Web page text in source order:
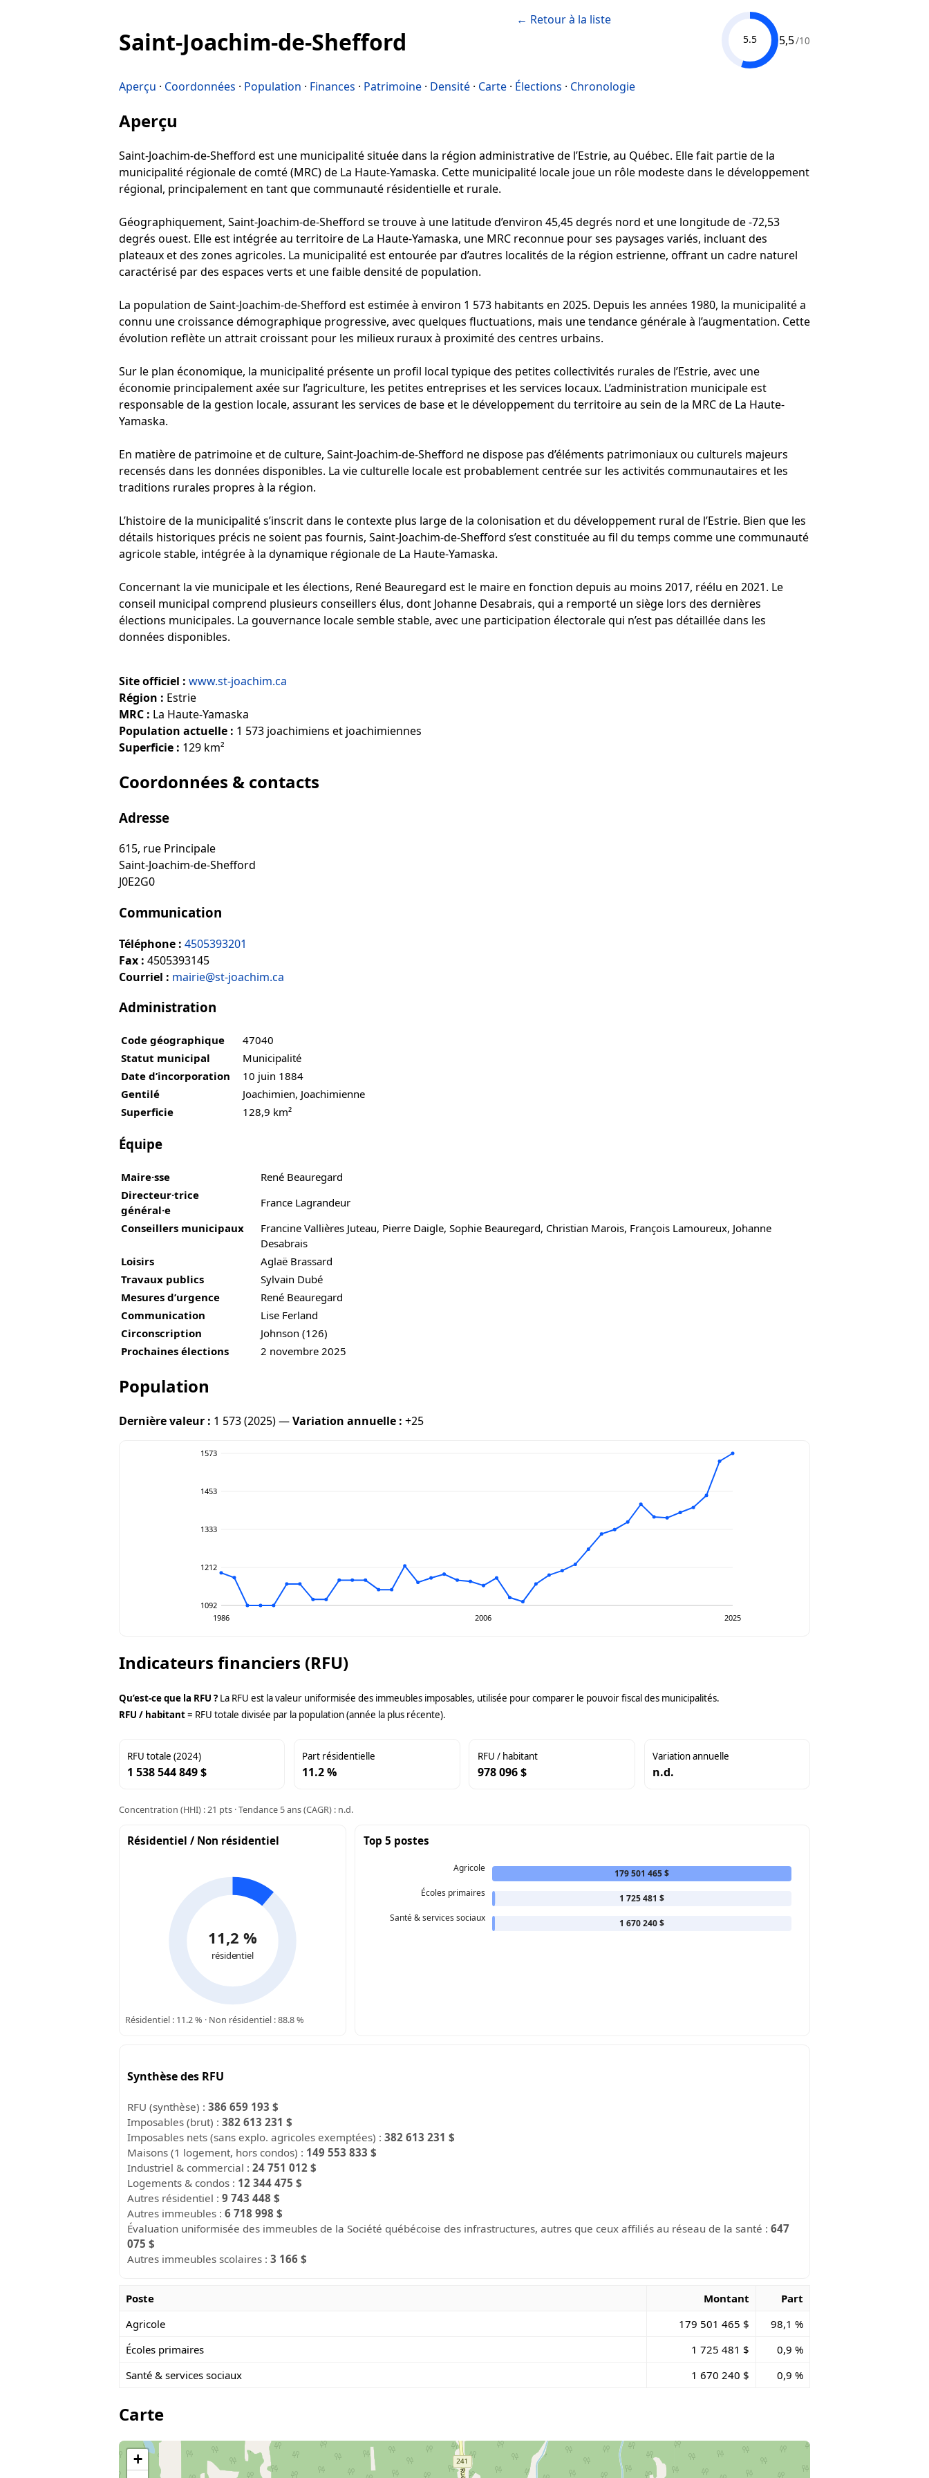
Saint-Joachim-de-Shefford
← Retour à la liste
5.5 5,5/10
Aperçu · Coordonnées · Population · Finances · Patrimoine · Densité · Carte · Élections · Chronologie
Aperçu
Saint-Joachim-de-Shefford est une municipalité située dans la région administrative de l’Estrie, au Québec. Elle fait partie de la
municipalité régionale de comté (MRC) de La Haute-Yamaska. Cette municipalité locale joue un rôle modeste dans le développement
régional, principalement en tant que communauté résidentielle et rurale.
Géographiquement, Saint-Joachim-de-Shefford se trouve à une latitude d’environ 45,45 degrés nord et une longitude de -72,53
degrés ouest. Elle est intégrée au territoire de La Haute-Yamaska, une MRC reconnue pour ses paysages variés, incluant des
plateaux et des zones agricoles. La municipalité est entourée par d’autres localités de la région estrienne, offrant un cadre naturel
caractérisé par des espaces verts et une faible densité de population.
La population de Saint-Joachim-de-Shefford est estimée à environ 1 573 habitants en 2025. Depuis les années 1980, la municipalité a
connu une croissance démographique progressive, avec quelques fluctuations, mais une tendance générale à l’augmentation. Cette
évolution reflète un attrait croissant pour les milieux ruraux à proximité des centres urbains.
Sur le plan économique, la municipalité présente un profil local typique des petites collectivités rurales de l’Estrie, avec une
économie principalement axée sur l’agriculture, les petites entreprises et les services locaux. L’administration municipale est
responsable de la gestion locale, assurant les services de base et le développement du territoire au sein de la MRC de La Haute-
Yamaska.
En matière de patrimoine et de culture, Saint-Joachim-de-Shefford ne dispose pas d’éléments patrimoniaux ou culturels majeurs
recensés dans les données disponibles. La vie culturelle locale est probablement centrée sur les activités communautaires et les
traditions rurales propres à la région.
L’histoire de la municipalité s’inscrit dans le contexte plus large de la colonisation et du développement rural de l’Estrie. Bien que les
détails historiques précis ne soient pas fournis, Saint-Joachim-de-Shefford s’est constituée au fil du temps comme une communauté
agricole stable, intégrée à la dynamique régionale de La Haute-Yamaska.
Concernant la vie municipale et les élections, René Beauregard est le maire en fonction depuis au moins 2017, réélu en 2021. Le
conseil municipal comprend plusieurs conseillers élus, dont Johanne Desabrais, qui a remporté un siège lors des dernières
élections municipales. La gouvernance locale semble stable, avec une participation électorale qui n’est pas détaillée dans les
données disponibles.
Site officiel : www.st-joachim.ca
Région : Estrie
MRC : La Haute-Yamaska
Population actuelle : 1 573 joachimiens et joachimiennes
Superficie : 129 km²
Coordonnées & contacts
Adresse
615, rue Principale
Saint-Joachim-de-Shefford
J0E2G0
Communication
Téléphone : 4505393201
Fax : 4505393145
Courriel : mairie@st-joachim.ca
Administration
Code géographique
47040
Statut municipal
Municipalité
Date d’incorporation
10 juin 1884
Gentilé
Joachimien, Joachimienne
Superficie
128,9 km²
Équipe
Maire·sse
René Beauregard
Directeur·trice
général·e
France Lagrandeur
Conseillers municipaux
Francine Vallières Juteau, Pierre Daigle, Sophie Beauregard, Christian Marois, François Lamoureux, Johanne
Desabrais
Loisirs
Aglaë Brassard
Travaux publics
Sylvain Dubé
Mesures d’urgence
René Beauregard
Communication
Lise Ferland
Circonscription
Johnson (126)
Prochaines élections
2 novembre 2025
Population
Dernière valeur : 1 573 (2025) —Variation annuelle : +25
1573
1453
1333
1212
1092
1986
2006 2025
Indicateurs financiers (RFU)
Qu’est-ce que la RFU ? La RFU est la valeur uniformisée des immeubles imposables, utilisée pour comparer le pouvoir fiscal des municipalités.
RFU / habitant= RFU totale divisée par la population (année la plus récente).
RFU totale (2024)
1 538 544 849 $
Part résidentielle
11.2 %
RFU / habitant
978 096 $
Variation annuelle
n.d.
Concentration (HHI) : 21 pts · Tendance 5 ans (CAGR) : n.d.
Résidentiel / Non résidentiel
11,2 %
résidentiel
Résidentiel : 11.2 % · Non résidentiel : 88.8 %
Top 5 postes
Agricole 179 501 465 $
Écoles primaires
1 725 481 $
Santé & services sociaux
1 670 240 $
Synthèse des RFU
RFU (synthèse) :386 659 193 $
Imposables (brut) :382 613 231 $
Imposables nets (sans explo. agricoles exemptées) :382 613 231 $
Maisons (1 logement, hors condos) : 149 553 833 $
Industriel & commercial :24 751 012 $
Logements & condos : 12 344 475 $
Autres résidentiel :9 743 448 $
Autres immeubles :6 718 998 $
Évaluation uniformisée des immeubles de la Société québécoise des infrastructures, autres que ceux affiliés au réseau de la santé :647
075 $
Autres immeubles scolaires :3 166 $
Poste Montant
Part
Agricole
179 501 465 $
98,1 %
Écoles primaires
1 725 481 $
0,9 %
Santé & services sociaux
1 670 240 $ 0,9 %
Carte
+